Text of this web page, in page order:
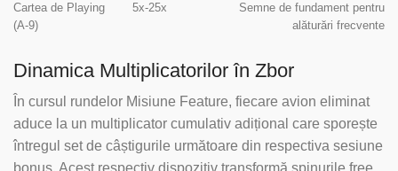
Cartea de Playing
(A-9)
5x-25x
Semne de fundament pentru
alăturări frecvente
Dinamica Multiplicatorilor în Zbor
În cursul rundelor Misiune Feature, fiecare avion eliminat
aduce la un multiplicator cumulativ adițional care sporește
întregul set de câștigurile următoare din respectiva sesiune
bonus. Acest respectiv dispozitiv transformă spinurile free